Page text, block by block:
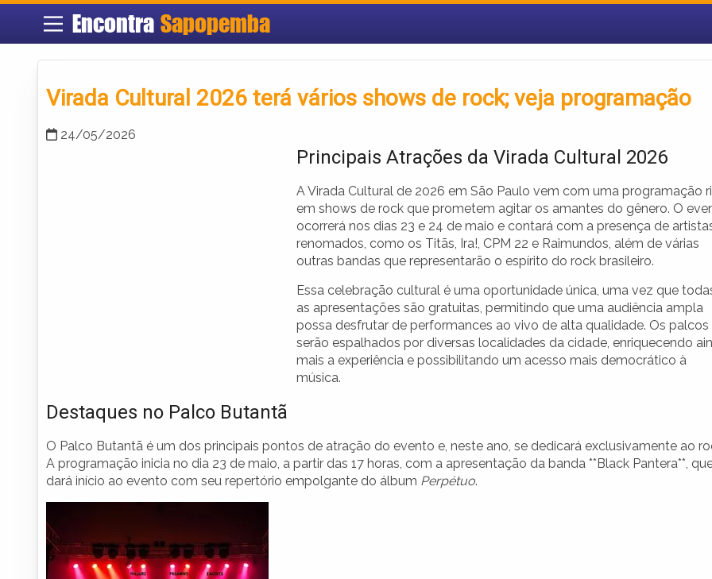
Encontra Sapopemba
Virada Cultural 2026 terá vários shows de rock; veja programação
24/05/2026
Principais Atrações da Virada Cultural 2026
A Virada Cultural de 2026 em São Paulo vem com uma programação
em shows de rock que prometem agitar os amantes do gênero. O
ocorrerá nos dias 23 e 24 de maio e contará com a presença de
renomados, como os Titãs, Ira!, CPM 22 e Raimundos, além de várias
outras bandas que representarão o espírito do rock brasileiro.
Essa celebração cultural é uma oportunidade única, uma vez que
as apresentações são gratuitas, permitindo que uma audiência ampla
possa desfrutar de performances ao vivo de alta qualidade. Os palcos
serão espalhados por diversas localidades da cidade, enriquecendo
mais a experiência e possibilitando um acesso mais democrático à
música.
Destaques no Palco Butantã
O Palco Butantã é um dos principais pontos de atração do evento e, neste ano, se dedicará exclusivamente ao
A programação inicia no dia 23 de maio, a partir das 17 horas, com a apresentação da banda **Black Pantera**,
dará início ao evento com seu repertório empolgante do álbum Perpétuo.